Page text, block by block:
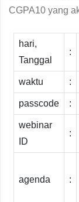
CGPA10 yang
hari,
Tanggal
:
waktu :
passcode :
webinar
ID
:
agenda :